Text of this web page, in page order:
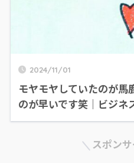
2024/11/01
モヤモヤしていたのが馬
のが早いです笑｜ビジネ
スポン